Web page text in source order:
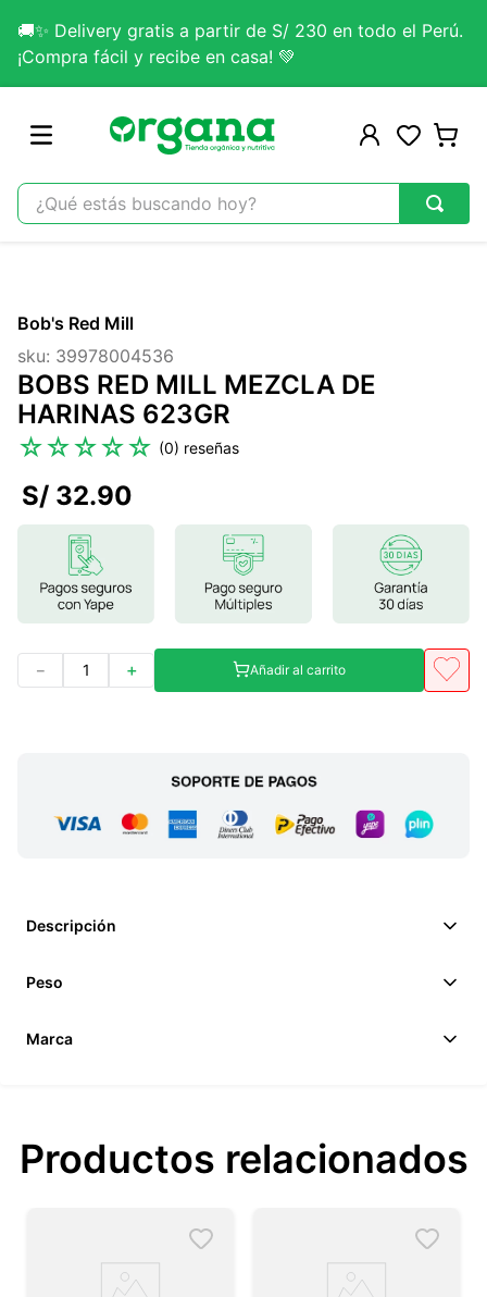
🚚✨ Delivery gratis a partir de S/ 230 en todo el Perú.
¡Compra fácil y recibe en casa! 💚
¿Qué estás buscando hoy?
2.
citrato magnesio
3.
colageno
4.
kefir
5 .
glicinato magnesio
stevia
9.
ashwagandha
Bob's Red Mill
sku: 39978004536
BOBS RED MILL MEZCLA DE
HARINAS 623GR
☆☆☆☆☆ (0)
S/ 32.90
＋
－ Añadir al carrito
Descripción
Peso
Marca
Productos relacionados